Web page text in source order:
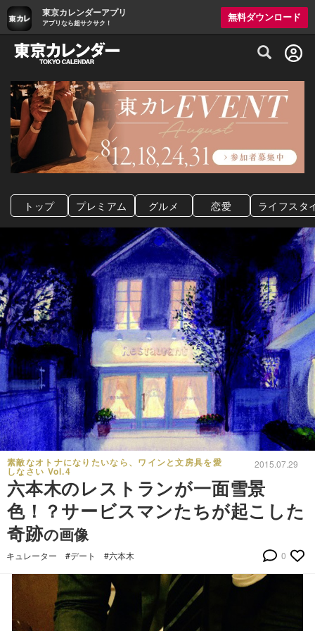
東京カレンダーアプリ
アプリなら超サクサク！
無料ダウンロード
グルメ情報・プレミアムレストラン予約
トップ プレミアム グルメ 恋愛 ライフスタ
素敵なオトナになりたいなら、ワインと文房具を愛
しなさい Vol.4
2015.07.29
六本木のレストランが一面雪景
色！？サービスマンたちが起こした
奇跡の画像
キュレーター #デート #六本木 0